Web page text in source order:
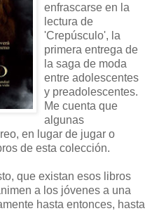
enfrascarse en la
lectura de
'Crepúsculo', la
primera entrega de
la saga de moda
entre adolescentes
y preadolescentes.
Me cuenta que
algunas
en lugar de jugar o
de esta colección.
que existan esos libros
a los jóvenes a una
hasta entonces, hasta